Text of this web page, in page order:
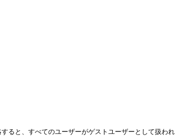
と、すべてのユーザーがゲストユーザーとして扱われ